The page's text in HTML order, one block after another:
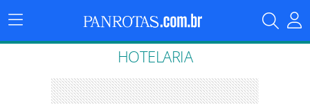
Menu
Principal
HOTELARIA